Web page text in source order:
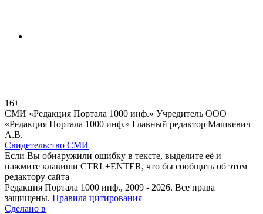
16+
СМИ «Редакция Портала 1000 инф.» Учредитель ООО
«Редакция Портала 1000 инф.» Главный редактор Машкевич
А.В.
Свидетельство СМИ
Если Вы обнаружили ошибку в тексте, выделите её и
нажмите клавиши CTRL+ENTER, что бы сообщить об этом
редактору сайта
Редакция Портала 1000 инф., 2009 - 2026. Все права
защищены. Правила цитирования
Сделано в